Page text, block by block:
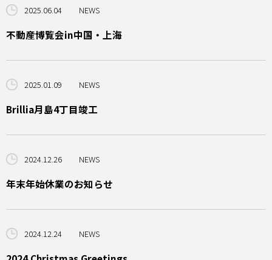
2025.06.04 NEWS
不動産博覧会in中国・上海
2025.01.09 NEWS
Brillia月島4丁目竣工
2024.12.26 NEWS
年末年始休業のお知らせ
2024.12.24 NEWS